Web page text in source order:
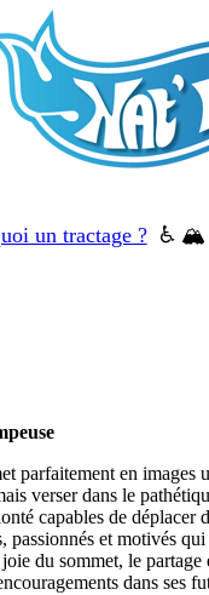
un tractage ? ♿
parfaitement en
verser dans le
capables de
et motivés
du sommet, le
dans ses